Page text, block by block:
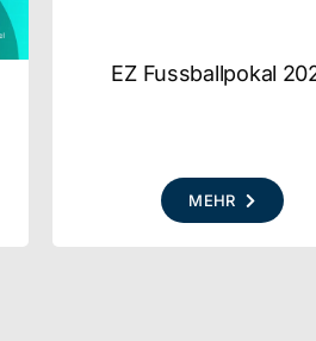
EZ Fussballpokal
MEHR